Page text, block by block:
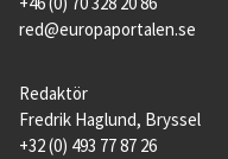
red@europaportalen.se
Redaktör
Fredrik Haglund, Bryssel
+32 (0) 493 77 87 26